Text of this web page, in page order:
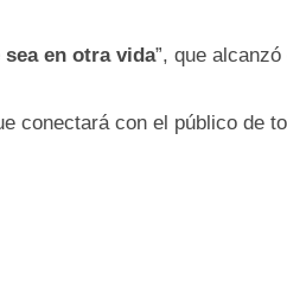
sea en otra vida”, que
conectará con el público de